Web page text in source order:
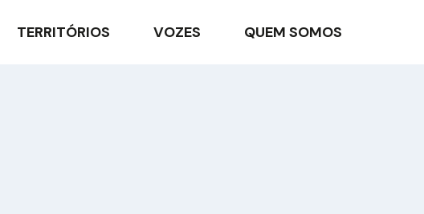
TERRITÓRIOS VOZES QUEM SOMOS